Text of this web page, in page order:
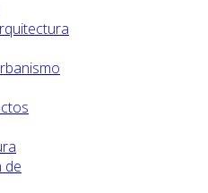
de